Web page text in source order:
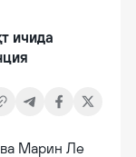
ичида
ва Марин Ле